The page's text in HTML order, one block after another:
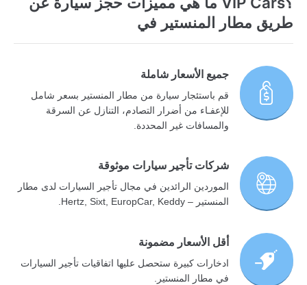
طريق مطار المنستير في
جميع الأسعار شاملة
قم باستئجار سيارة من مطار المنستير بسعر شامل
للإعفـاء من أضرار التصادم، التنازل عن السرقة
والمسافات غير المحددة.
شركات تأجير سيارات موثوقة
الموردين الرائدين في مجال تأجير السيارات لدى مطار
المنستير – Hertz, Sixt, EuropCar, Keddy.
أقل الأسعار مضمونة
ادخارات كبيرة ستحصل عليها اتفاقيات تأجير السيارات
في مطار المنستير.